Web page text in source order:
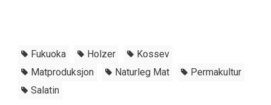
Fukuoka Holzer
Kossev
Matproduksjon
Naturleg Mat
Permakultur
Salatin